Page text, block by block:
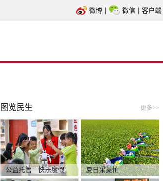
微博 微信 客户端
图览民生 更多>>
公益托管 快乐度假 夏日采菱忙